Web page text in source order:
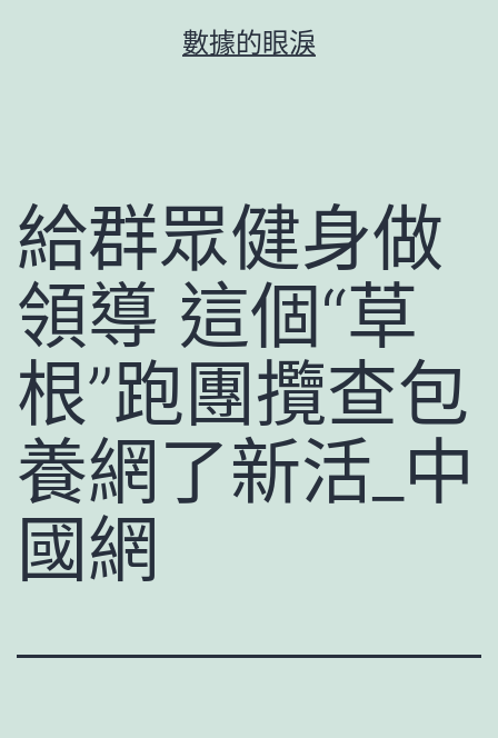
數據的眼淚
給群眾健身做
領導 這個“草
根”跑團攬查包
養網了新活_中
國網